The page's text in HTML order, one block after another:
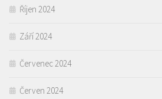
Říjen 2024
Září 2024
Červenec 2024
Červen 2024